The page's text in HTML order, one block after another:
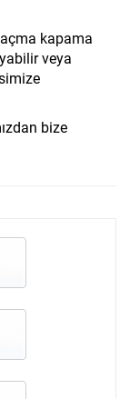
kapama
veya
bize